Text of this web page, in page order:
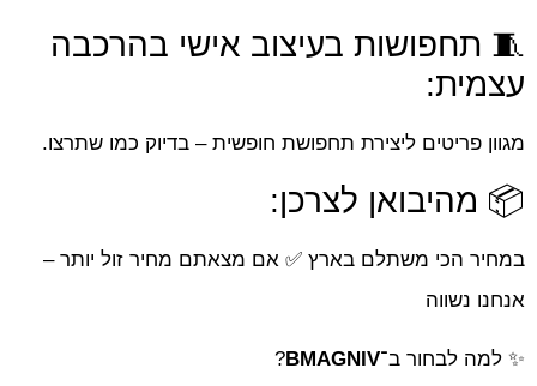
🧵 תחפושות בעיצוב אישי בהרכבה
עצמית:
מגוון פריטים ליצירת תחפושת חופשית – בדיוק כמו שתרצו.
📦 מהיבואן לצרכן:
במחיר הכי משתלם בארץ ✅ אם מצאתם מחיר זול יותר –
אנחנו נשווה
✨ למה לבחור ב־BMAGNIV
?